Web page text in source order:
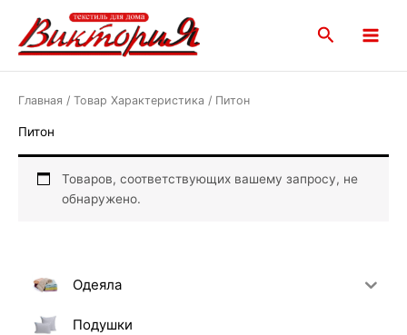
содержимому
Поиск
Menu
Одеяла
Подушки
Главная / Товар Характеристика / Питон
Питон
Товаров, соответствующих вашему запросу, не
обнаружено.